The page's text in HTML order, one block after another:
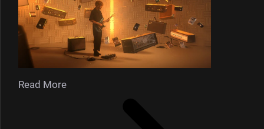
Read More